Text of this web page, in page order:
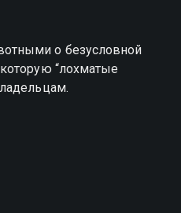
о безусловной
“лохматые